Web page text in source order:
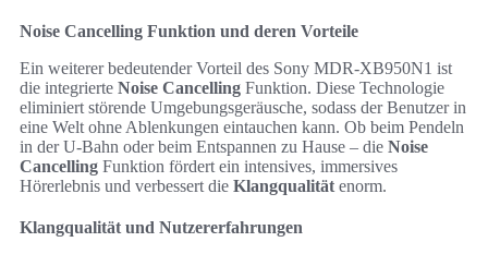
Noise Cancelling Funktion und deren Vorteile
Ein weiterer bedeutender Vorteil des Sony MDR-XB950N1 ist
die integrierte Noise Cancelling Funktion. Diese Technologie
eliminiert störende Umgebungsgeräusche, sodass der Benutzer in
eine Welt ohne Ablenkungen eintauchen kann. Ob beim Pendeln
in der U-Bahn oder beim Entspannen zu Hause – die Noise
Cancelling Funktion fördert ein intensives, immersives
Hörerlebnis und verbessert die Klangqualität enorm.
Klangqualität und Nutzererfahrungen